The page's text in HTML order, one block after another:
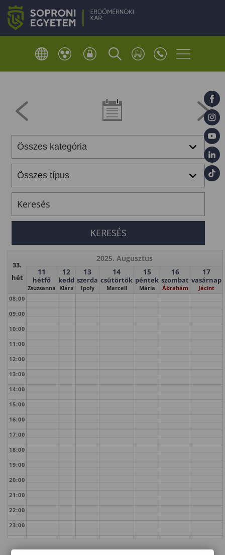
33.
hét
2025. Augusztus
11
hétfő
Zsuzsanna
12
kedd
Klára
13
szerda
Ipoly
14
csütörtök
Marcell
15
péntek
Mária
16
szombat
Ábrahám
17
vasárnap
Jácint
08:00
09:00
10:00
11:00
12:00
13:00
14:00
15:00
16:00
17:00
18:00
19:00
20:00
21:00
22:00
23:00